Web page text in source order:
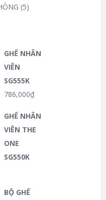
(5)
GHẾ NHÂN
VIÊN
SG555K
786,000₫
GHẾ NHÂN
VIÊN THE
ONE
SG550K
BỘ GHẾ